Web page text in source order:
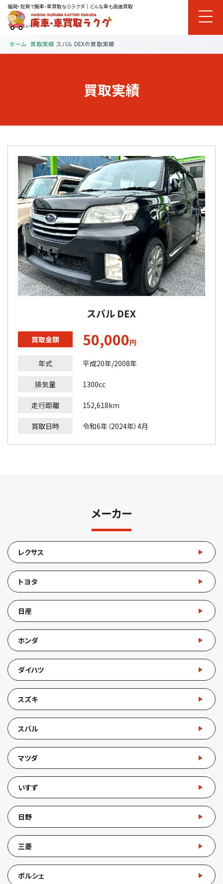
福岡・佐賀で廃車・車買取ならラクダ｜どんな車も高価買取
ホーム 買取実績 スバル DEXの買取実績
買取実績
スバル DEX
買取金額 50,000円
年式 平成20年/2008年
排気量 1300cc
走行距離 152,618km
買取日時 令和6年（2024年）4月
メーカー
レクサス
トヨタ
日産
ホンダ
ダイハツ
スズキ
スバル
マツダ
いすず
日野
三菱
ポルシェ